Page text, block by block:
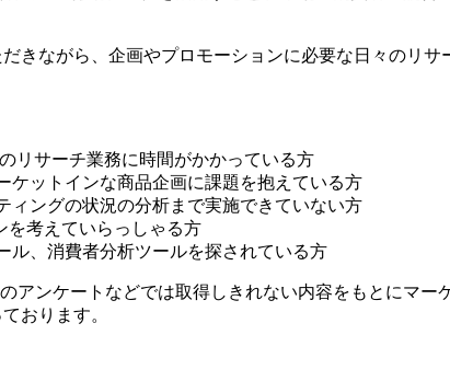
きながら、企画やプロモーションに必要な日々のリ
リサーチ業務に時間がかかっている方
ケットインな商品企画に課題を抱えている方
ィングの状況の分析まで実施できていない方
を考えていらっしゃる方
ル、消費者分析ツールを探されている方
アンケートなどでは取得しきれない内容をもとにマ
おります。